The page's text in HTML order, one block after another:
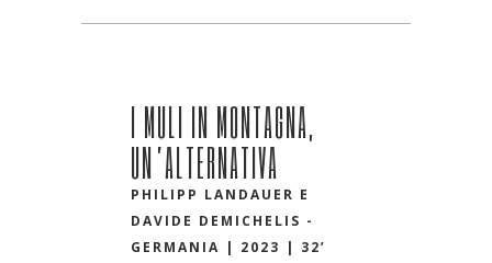
I MULI IN MONTAGNA,
UN’ALTERNATIVA
PHILIPP LANDAUER E
DAVIDE DEMICHELIS -
GERMANIA | 2023 | 32’